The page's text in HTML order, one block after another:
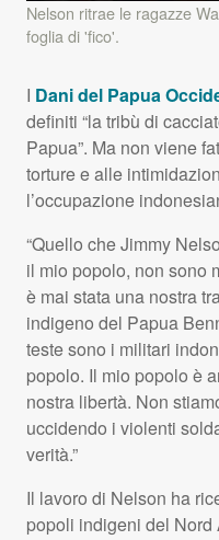
Nelson ritrae le ragazze
foglia di 'fico'.
I Dani del Papua
definiti “la tribù di
Papua”. Ma non viene
torture e alle
l’occupazione
“Quello che Jimmy
il mio popolo, non sono
è mai stata una nostra
indigeno del Papua
teste sono i militari
popolo. Il mio popolo è
nostra libertà. Non
uccidendo i violenti
verità.”
Il lavoro di Nelson ha
popoli indigeni del